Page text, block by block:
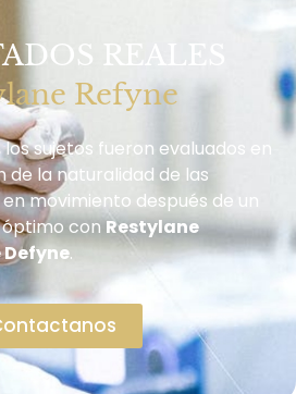
REALES
Refyne
sujetos fueron evaluados en
de la naturalidad de las
movimiento después de un
con Restylane
.